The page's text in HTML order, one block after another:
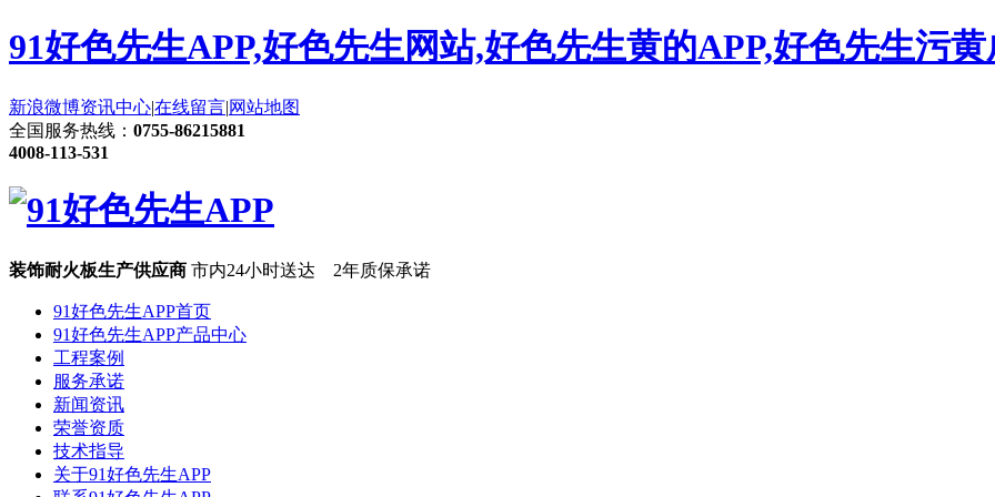
91好色先生APP,好色先生网站,好色先生黄的APP,好色先生污
新浪微博资讯中心|在线留言|网站地图
全国服务热线： 0755-86215881
4008-113-531
装饰耐火板生产供应商 市内24小时送达 2年质保承诺
91好色先生APP首页
91好色先生APP产品中心
工程案例
服务承诺
新闻资讯
荣誉资质
技术指导
关于91好色先生APP